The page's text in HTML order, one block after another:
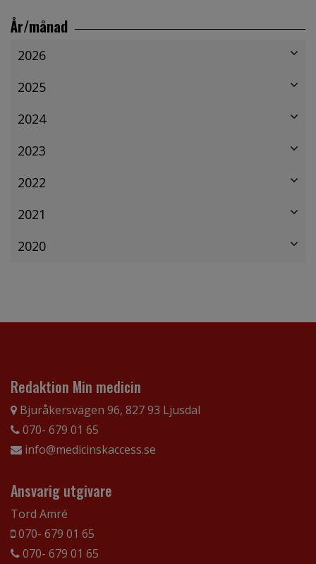
År/månad
2026
2025
2024
2023
2022
2021
2020
Redaktion Min medicin
Bjuråkersvägen 96, 827 93 Ljusdal
070- 679 01 65
info@medicinskaccess.se
Ansvarig utgivare
Tord Amré
070- 679 01 65
070- 679 01 65